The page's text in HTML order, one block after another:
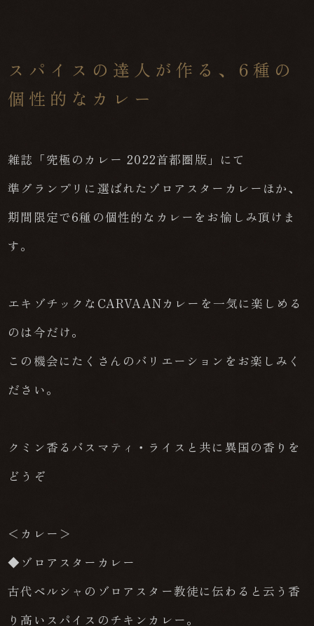
スパイスの達人が作る、6種の
個性的なカレー
雑誌「究極のカレー 2022首都圏版」にて
準グランプリに選ばれたゾロアスターカレーほか、
期間限定で6種の個性的なカレーをお愉しみ頂けま
す。
エキゾチックなCARVAANカレーを一気に楽しめる
のは今だけ。
この機会にたくさんのバリエーションをお楽しみく
ださい。
クミン香るバスマティ・ライスと共に異国の香りを
どうぞ
＜カレー＞
◆ゾロアスターカレー
古代ペルシャのゾロアスター教徒に伝わると云う香
り高いスパイスのチキンカレー。